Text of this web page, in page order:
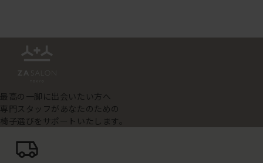
最高の一脚に出会いたい方へ
専門スタッフがあなたのための
椅子選びをサポートいたします。